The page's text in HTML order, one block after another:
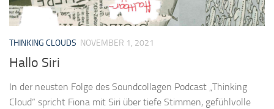
THINKING CLOUDS NOVEMBER 1, 2021
Hallo Siri
In der neusten Folge des Soundcollagen Podcast „Thinking
Cloud“ spricht Fiona mit Siri über tiefe Stimmen, gefühlvolle